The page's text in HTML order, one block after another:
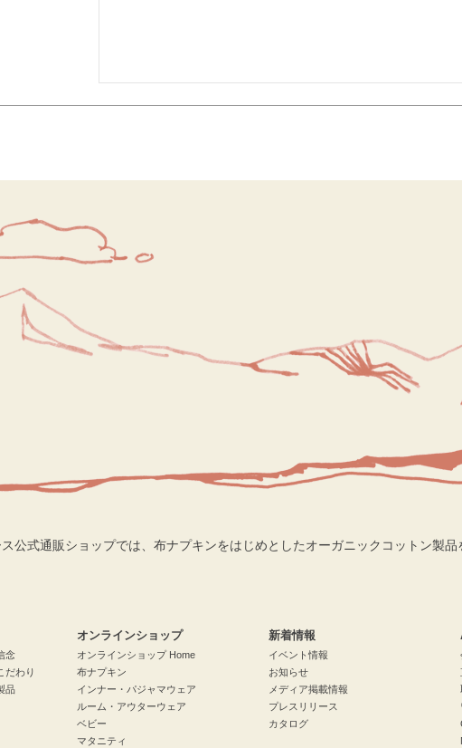
公式通販ショップでは、布ナプキンをはじめとしたオーガニックコットン製品
念
だわり
品
オンラインショップ
オンラインショップ Home
布ナプキン
インナー・パジャマウェア
ルーム・アウターウェア
ベビー
マタニティ
新着情報
イベント情報
お知らせ
メディア掲載情報
プレスリリース
カタログ